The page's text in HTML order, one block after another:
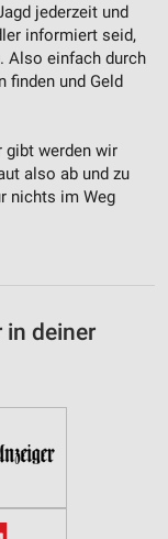
jederzeit und
informiert seid,
Also einfach durch
finden und Geld
gibt werden wir
also ab und zu
nichts im Weg
in deiner